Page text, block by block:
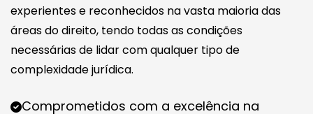
experientes e reconhecidos na vasta maioria das
áreas do direito, tendo todas as condições
necessárias de lidar com qualquer tipo de
complexidade jurídica.
Comprometidos com a excelência na